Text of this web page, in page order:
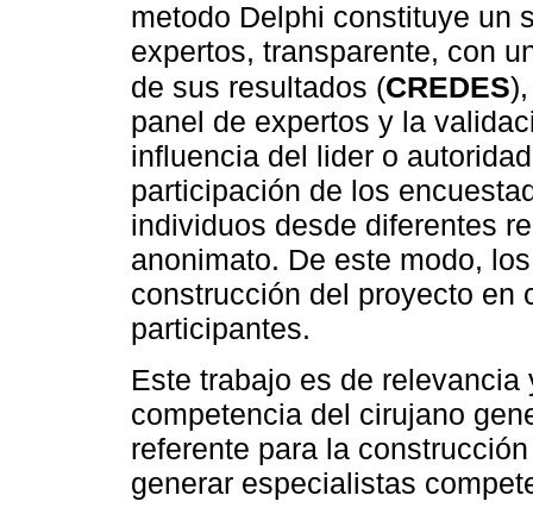
metodo Delphi constituye un
expertos, transparente, con
de sus resultados (CREDES
panel de expertos y la
influencia del lider o
participación de los
individuos desde diferentes
anonimato. De este modo,
construcción del proyecto en
participantes.
Este trabajo es de
competencia del cirujano
referente para la
generar especialistas